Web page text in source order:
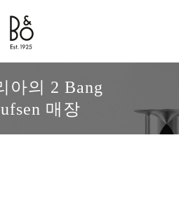
- Exist to Create
in New Tab
아의 2 Bang
매장